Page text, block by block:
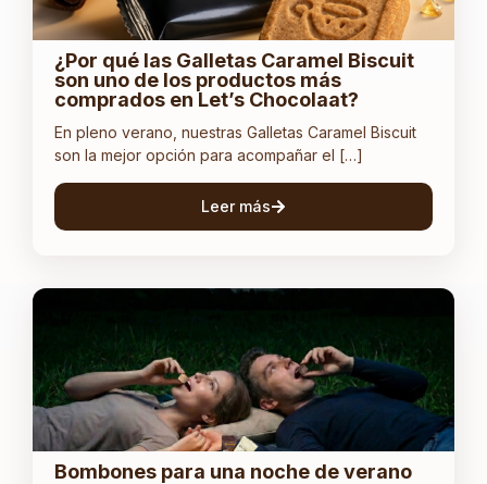
¿Por qué las Galletas Caramel Biscuit
son uno de los productos más
comprados en Let’s Chocolaat?
En pleno verano, nuestras Galletas Caramel Biscuit
son la mejor opción para acompañar el […]
Leer más
Bombones para una noche de verano